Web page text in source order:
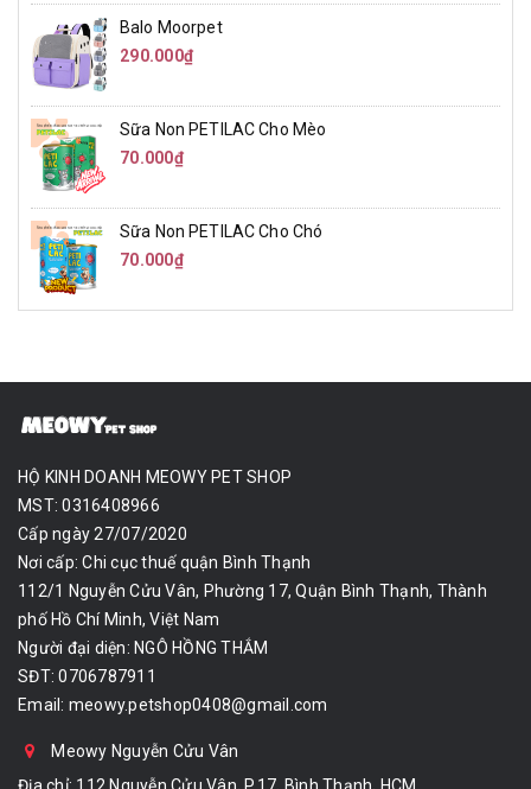
Balo Moorpet
290.000₫
Sữa Non PETILAC Cho Mèo
70.000₫
Sữa Non PETILAC Cho Chó
70.000₫
HỘ KINH DOANH MEOWY PET SHOP
MST: 0316408966
Cấp ngày 27/07/2020
Nơi cấp: Chi cục thuế quận Bình Thạnh
112/1 Nguyễn Cửu Vân, Phường 17, Quận Bình Thạnh, Thành
phố Hồ Chí Minh, Việt Nam
Người đại diện: NGÔ HỒNG THẮM
SĐT: 0706787911
Email: meowy.petshop0408@gmail.com
Meowy Nguyễn Cửu Vân
Địa chỉ: 112 Nguyễn Cửu Vân, P.17, Bình Thạnh, HCM